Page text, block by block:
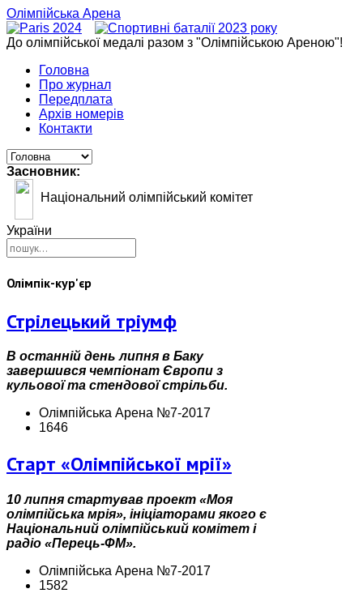
Олімпійська Арена
До олімпійської медалі разом з "Олімпійською Ареною"!
Головна
Про журнал
Передплата
Архів номерів
Контакти
Засновник:
Національний олімпійський комітет
України
Олімпік-кур'єр
Стрілецький тріумф
В останній день липня в Баку
завершився чемпіонат Європи з
кульової та стендової стрільби.
Олімпійська Арена №7-2017
1646
Старт «Олімпійської мрії»
10 липня стартував проект «Моя
олімпійська мрія», ініціаторами якого є
Національний олімпійський комітет і
радіо «Перець-ФМ».
Олімпійська Арена №7-2017
1582